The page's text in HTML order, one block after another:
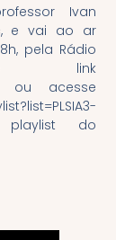
Ivan
e vai ao ar
pela Rádio
link
ou acesse
a playlist do